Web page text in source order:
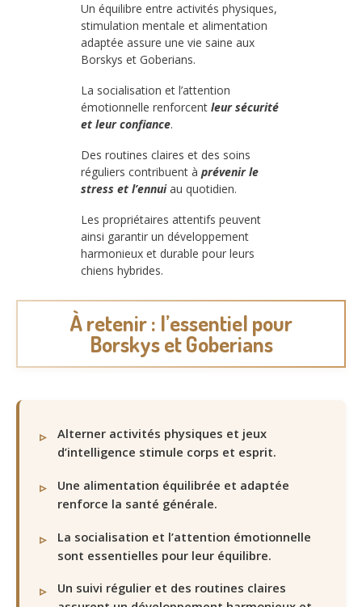
Un équilibre entre activités physiques,
stimulation mentale et alimentation
adaptée assure une vie saine aux
Borskys et Goberians.
La socialisation et l’attention
émotionnelle renforcent leur sécurité
et leur confiance.
Des routines claires et des soins
réguliers contribuent à prévenir le
stress et l’ennuiau quotidien.
Les propriétaires attentifs peuvent
ainsi garantir un développement
harmonieux et durable pour leurs
chiens hybrides.
À retenir : l’essentiel pour
Borskys et Goberians
Alterner activités physiques et jeux
d’intelligence stimule corps et esprit.
Une alimentation équilibrée et adaptée
renforce la santé générale.
La socialisation et l’attention émotionnelle
sont essentielles pour leur équilibre.
Un suivi régulier et des routines claires